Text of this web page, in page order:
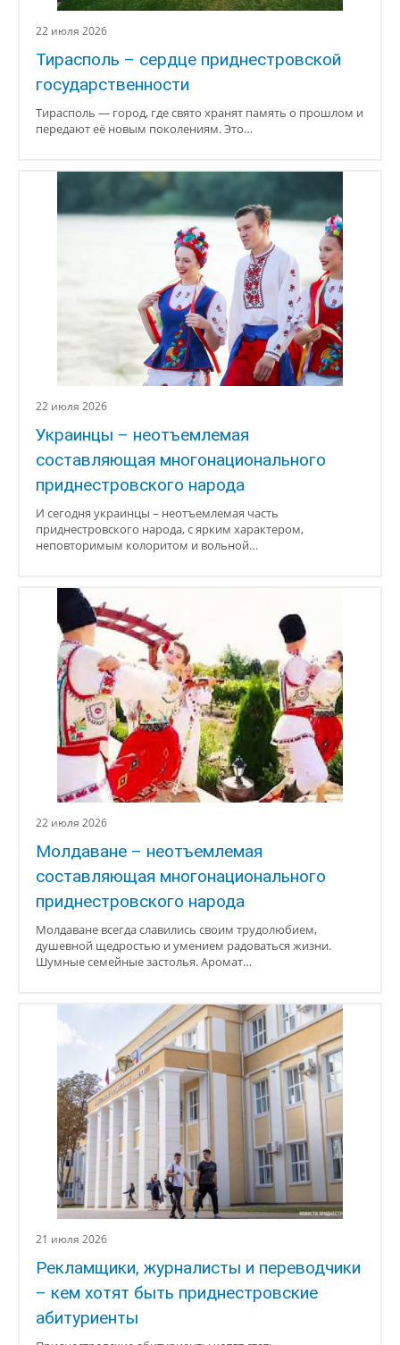
22 июля 2026
Тирасполь – сердце приднестровской
государственности
Тирасполь — город, где свято хранят память о прошлом и
передают её новым поколениям. Это…
22 июля 2026
Украинцы – неотъемлемая
составляющая многонационального
приднестровского народа
И сегодня украинцы – неотъемлемая часть
приднестровского народа, с ярким характером,
неповторимым колоритом и вольной…
22 июля 2026
Молдаване – неотъемлемая
составляющая многонационального
приднестровского народа
Молдаване всегда славились своим трудолюбием,
душевной щедростью и умением радоваться жизни.
Шумные семейные застолья. Аромат…
21 июля 2026
Рекламщики, журналисты и переводчики
– кем хотят быть приднестровские
абитуриенты